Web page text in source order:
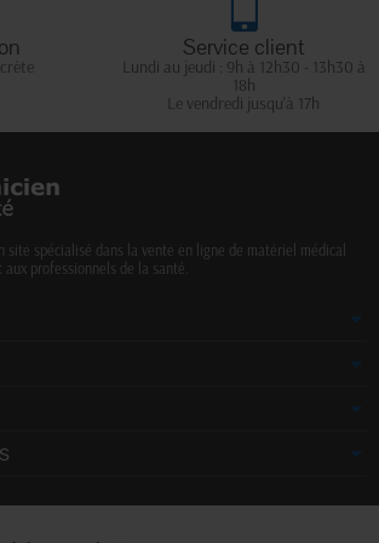
Service client
Lundi au jeudi : 9h à 12h30 - 13h30 à
18h
Le vendredi jusqu'à 17h
site spécialisé dans la vente en ligne de matériel médical
professionnels de la santé.